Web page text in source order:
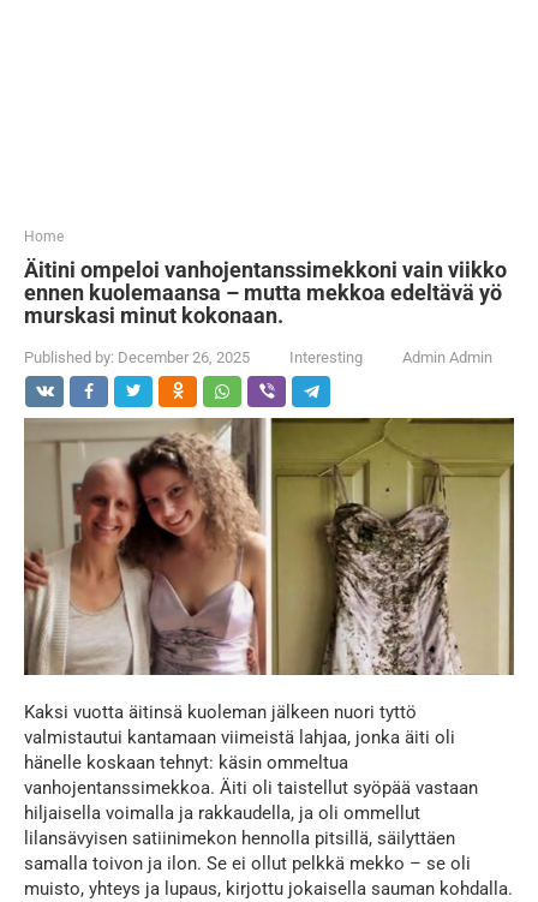
Home
Äitini ompeloi vanhojentanssimekkoni vain viikko
ennen kuolemaansa – mutta mekkoa edeltävä yö
murskasi minut kokonaan.
Published by: December 26, 2025 Interesting Admin Admin
Kaksi vuotta äitinsä kuoleman jälkeen nuori tyttö
valmistautui kantamaan viimeistä lahjaa, jonka äiti oli
hänelle koskaan tehnyt: käsin ommeltua
vanhojentanssimekkoa. Äiti oli taistellut syöpää vastaan
hiljaisella voimalla ja rakkaudella, ja oli ommellut
lilansävyisen satiinimekon hennolla pitsillä, säilyttäen
samalla toivon ja ilon. Se ei ollut pelkkä mekko – se oli
muisto, yhteys ja lupaus, kirjottu jokaisella sauman kohdalla.